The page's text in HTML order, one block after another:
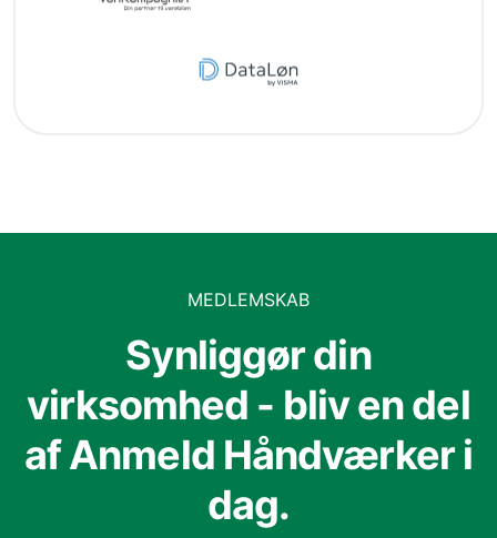
MEDLEMSKAB
Synliggør din
virksomhed - bliv en del
af Anmeld Håndværker i
dag.